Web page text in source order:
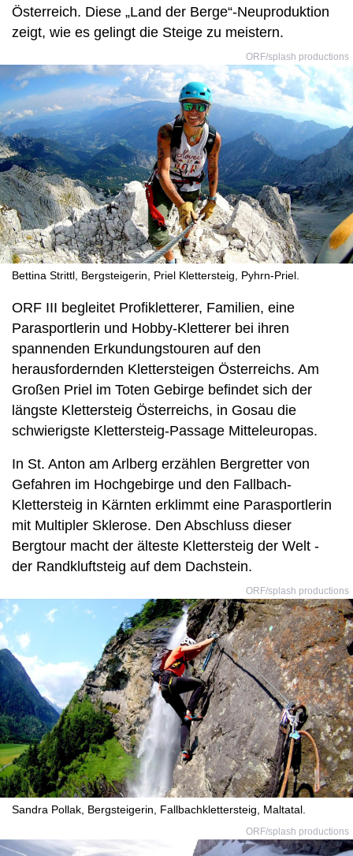
Österreich. Diese „Land der Berge“-Neuproduktion
zeigt, wie es gelingt die Steige zu meistern.
ORF/splash productions
Bettina Strittl, Bergsteigerin, Priel Klettersteig, Pyhrn-Priel.
ORF III begleitet Profikletterer, Familien, eine
Parasportlerin und Hobby-Kletterer bei ihren
spannenden Erkundungstouren auf den
herausfordernden Klettersteigen Österreichs. Am
Großen Priel im Toten Gebirge befindet sich der
längste Klettersteig Österreichs, in Gosau die
schwierigste Klettersteig-Passage Mitteleuropas.
In St. Anton am Arlberg erzählen Bergretter von
Gefahren im Hochgebirge und den Fallbach-
Klettersteig in Kärnten erklimmt eine Parasportlerin
mit Multipler Sklerose. Den Abschluss dieser
Bergtour macht der älteste Klettersteig der Welt -
der Randkluftsteig auf dem Dachstein.
ORF/splash productions
Sandra Pollak, Bergsteigerin, Fallbachklettersteig, Maltatal.
ORF/splash productions